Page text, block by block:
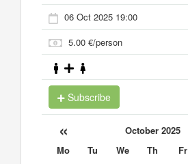
06 Oct 2025 19:00
5.00 €/person
Subscribe
« October 2025
Mo Tu We Th Fr